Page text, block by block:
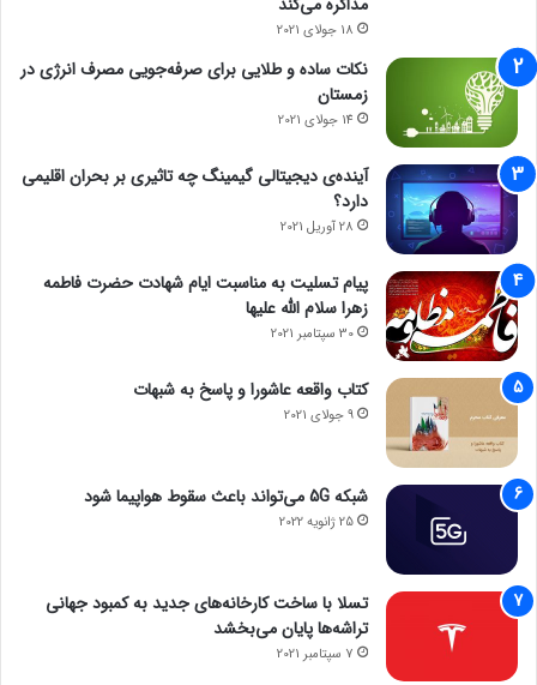
18 جولای 2021
نکات ساده و طلایی برای صرفه‌جویی مصرف انرژی در
زمستان
14 جولای 2021
آینده‌ی دیجیتالی گیمینگ چه تاثیری بر بحران اقلیمی
دارد؟
28 آوریل 2021
پیام تسلیت به مناسبت ایام شهادت حضرت فاطمه
زهرا سلام الله علیها
30 سپتامبر 2021
کتاب واقعه عاشورا و پاسخ به شبهات
9 جولای 2021
شبکه 5G می‌تواند باعث سقوط هواپیما شود
25 ژانویه 2022
تسلا با ساخت کارخانه‌های جدید به کمبود جهانی
تراشه‌ها پایان می‌بخشد
7 سپتامبر 2021